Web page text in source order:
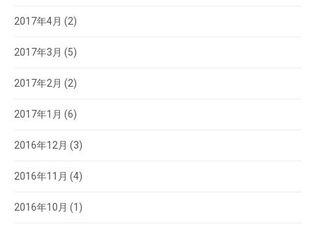
2017年4月 (2)
2017年3月 (5)
2017年2月 (2)
2017年1月 (6)
2016年12月 (3)
2016年11月 (4)
2016年10月 (1)